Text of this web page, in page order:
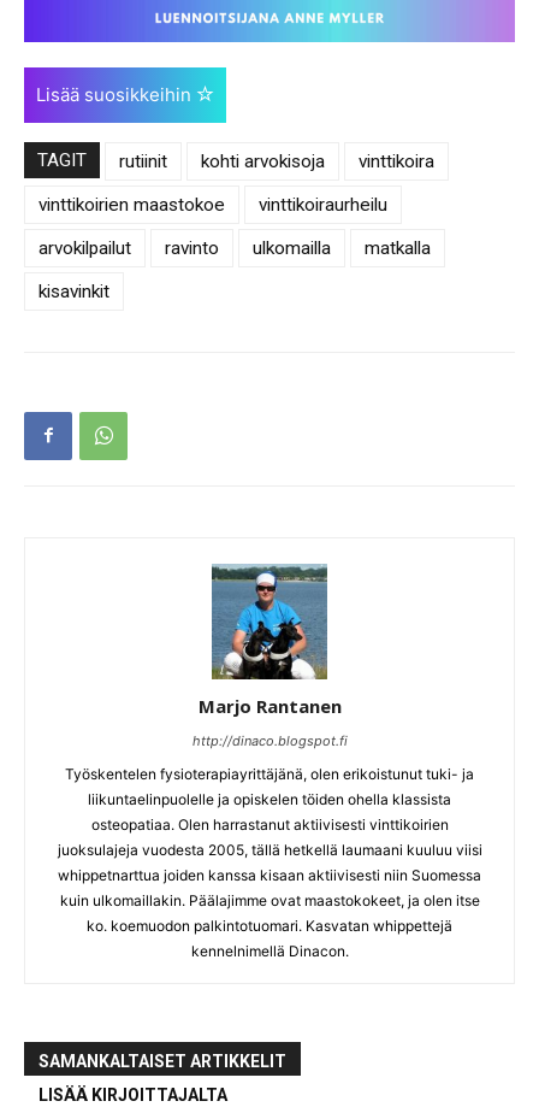
Lisää suosikkeihin
TAGIT rutiinit kohti arvokisoja
vinttikoira
vinttikoirien maastokoe
vinttikoiraurheilu
arvokilpailut
ravinto ulkomailla
matkalla
kisavinkit
Marjo Rantanen
http://dinaco.blogspot.fi
Työskentelen fysioterapiayrittäjänä, olen erikoistunut tuki- ja
liikuntaelinpuolelle ja opiskelen töiden ohella klassista
osteopatiaa. Olen harrastanut aktiivisesti vinttikoirien
juoksulajeja vuodesta 2005, tällä hetkellä laumaani kuuluu viisi
whippetnarttua joiden kanssa kisaan aktiivisesti niin Suomessa
kuin ulkomaillakin. Päälajimme ovat maastokokeet, ja olen itse
ko. koemuodon palkintotuomari. Kasvatan whippettejä
kennelnimellä Dinacon.
SAMANKALTAISET ARTIKKELIT
LISÄÄ KIRJOITTAJALTA